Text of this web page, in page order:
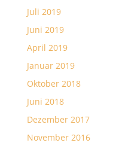
Juli 2019
Juni 2019
April 2019
Januar 2019
Oktober 2018
Juni 2018
Dezember 2017
November 2016